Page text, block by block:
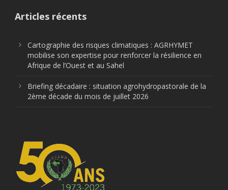
Articles récents
Cartographie des risques climatiques : AGRHYMET
mobilise son expertise pour renforcer la résilience en
Afrique de l’Ouest et au Sahel
Briefing décadaire : situation agrohydropastorale de la
2ème décade du mois de juillet 2026